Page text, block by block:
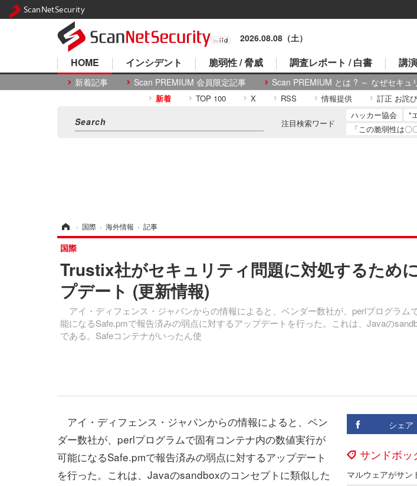
2026.08.08（土）
HOME
新着記事 Scan PREMIUM 会員限定記事 Scan PREMIUM とは ? ～ なぜセキュ
インシデント 脆弱性 / 脅威 調査レポート / 白書 講
新着 TOP 100 X RSS 情報提供 訂正 お詫び
注目検索ワード
ハッカー協会 "
「この脆弱性は
› 国際 › 海外情報 › 記事
Trustix社がセキュリティ問題に対処するため
プデート (更新情報)
アイ・ディフェンス・ジャパンからの情報によると、ベンダー数社が、perlプログラム
能になるSafe.pmで報告済みの弱点に対するアップデートを行った。これは、Javaの
である。Safeコンテナがいったん使
国際
シェア
サンドボッ
アイ・ディフェンス・ジャパンからの情報によると、ベン
ダー数社が、perlプログラムで固有コンテナ内の数値実行が
可能になるSafe.pmで報告済みの弱点に対するアップデート
を行った。これは、Javaのsandboxのコンセプトに類似した
ScanNetSecurity